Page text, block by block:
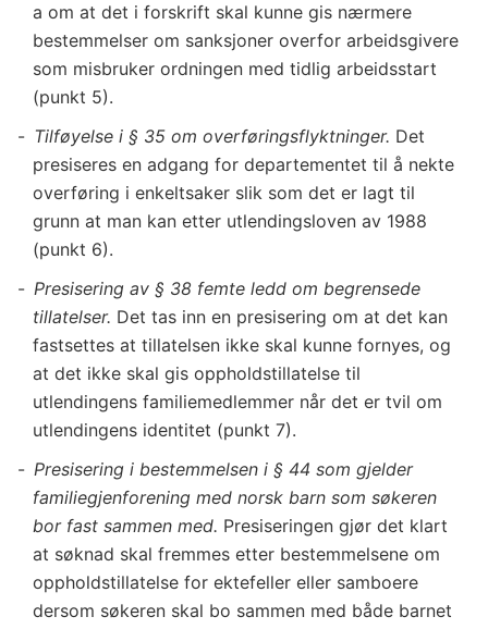
a om at det i forskrift skal kunne gis nærmere
bestemmelser om sanksjoner overfor arbeidsgivere
som misbruker ordningen med tidlig arbeidsstart
(punkt 5).
Tilføyelse i § 35 om overføringsflyktninger. Det
presiseres en adgang for departementet til å nekte
overføring i enkeltsaker slik som det er lagt til
grunn at man kan etter utlendingsloven av 1988
(punkt 6).
Presisering av § 38 femte ledd om begrensede
tillatelser. Det tas inn en presisering om at det kan
fastsettes at tillatelsen ikke skal kunne fornyes, og
at det ikke skal gis oppholdstillatelse til
utlendingens familiemedlemmer når det er tvil om
utlendingens identitet (punkt 7).
Presisering i bestemmelsen i § 44 som gjelder
familiegjenforening med norsk barn som søkeren
bor fast sammen med. Presiseringen gjør det klart
at søknad skal fremmes etter bestemmelsene om
oppholdstillatelse for ektefeller eller samboere
dersom søkeren skal bo sammen med både barnet